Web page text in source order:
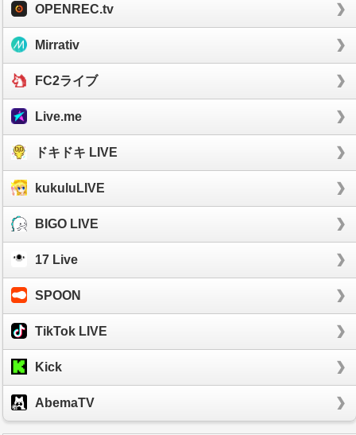
OPENREC.tv
Mirrativ
FC2ライブ
Live.me
ドキドキ LIVE
kukuluLIVE
BIGO LIVE
17 Live
SPOON
TikTok LIVE
Kick
AbemaTV